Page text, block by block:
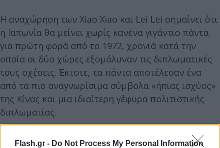
Flash.gr - Do Not Process My Personal Information
Η αναχώρηση των Xiao Xiao και Lei Lei σημαίνει ότι
η Ιαπωνία θα μείνει χωρίς κανένα γιγάντιο πάντα
για πρώτη φορά από το 1972, χρονιά κατά την
οποία οι δύο χώρες εξομάλυναν τις διπλωματικές
τους σχέσεις. Έκτοτε, τα πάντα αποτέλεσαν ένα
από τα πιο αναγνωρίσιμα σύμβολα «ήπιας ισχύος»
της Κίνας και μια ιδιαίτερη γέφυρα πολιτιστικής
διπλωματίας.
Το Πεκίνο έχει αξιοποιήσει τα γιγάντια πάντα ως